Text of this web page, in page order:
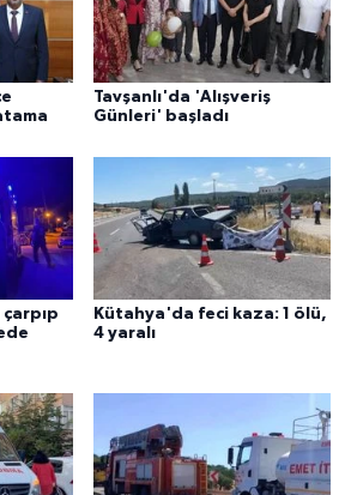
Tavşanlı'da 'Alışveriş
Günleri' başladı
Kütahya'da feci kaza: 1 ölü,
4 yaralı